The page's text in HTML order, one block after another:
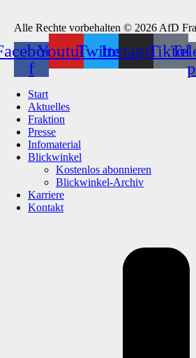
Alle Rechte vorbehalten © 2026 AfD
f
YoutubeTwitterInstagramTiktok
Start
Aktuelles
Fraktion
Presse
Infomaterial
Blickwinkel
Kostenlos abonnieren
Blickwinkel-Archiv
Karriere
Kontakt